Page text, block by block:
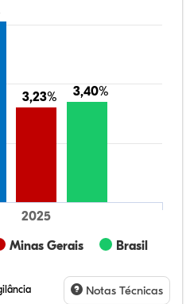
3,23%
3,23% 3,40%
3,40%
Minas Gerais Brasil
2025
Notas Técnicas